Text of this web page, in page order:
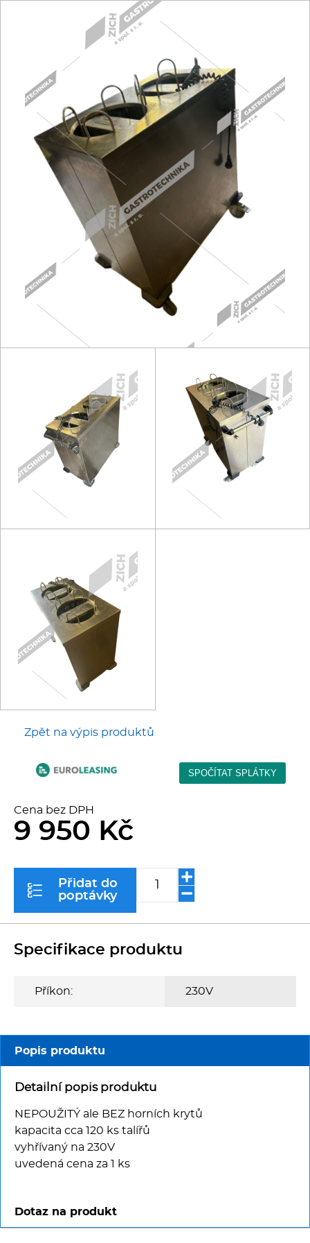
Fritézy
Pánve
Gastronádoby
PIZZA technologie
Grilovací desky - Grily
Prostředky-Změkčovače
Chlazení
Kávovary
Konvektomaty/Pece
Sporáky
Kotle
Stolní zařízení
Transport, výdej a regen.
Multifunkce - speciály
Vařiče a výrobníky těstovin
Nástroje
Vodní lázně
Nerez
Ostatní
Zpět na výpis produktů
Cena bez DPH
9 950 Kč
Přidat do
poptávky
Specifikace produktu
Příkon: 230V
Popis produktu
Detailní popis produktu
NEPOUŽITÝ ale BEZ horních krytů
kapacita cca 120 ks talířů
vyhřívaný na 230V
uvedená cena za 1 ks
Dotaz na produkt